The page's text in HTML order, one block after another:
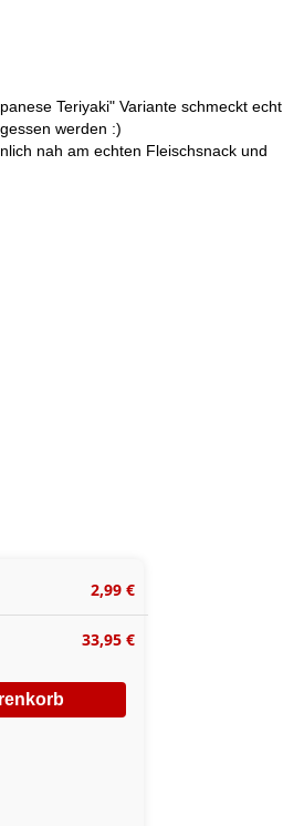
Teriyaki" Variante schmeckt echt
werden :)
nah am echten Fleischsnack und
2,99 €
33,95 €